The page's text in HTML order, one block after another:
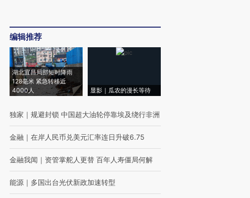
编辑推荐
湖北宜昌局部短时降雨
128毫米 紧急转移近
4000人
显影｜瓜农的漫长等待
独家 ｜ 规避封锁 中国超大油轮停靠埃及绕行非洲
金融 ｜ 在岸人民币兑美元汇率连日升破6.75
金融我闻 ｜ 资管掌舵人更替 百年人寿僵局何解
能源 ｜ 多国出台光伏新政加速转型